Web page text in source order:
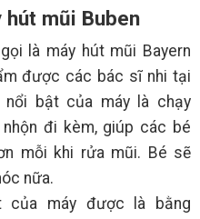
hút mũi Buben
là máy hút mũi Bayern
được các bác sĩ nhi tại
bật của máy là chạy
đi kèm, giúp các bé
mỗi khi rửa mũi. Bé sẽ
nữa.
của máy được là bằng